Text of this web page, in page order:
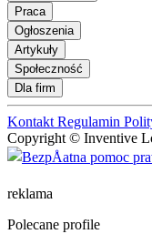
Praca
Ogłoszenia
Artykuły
Społeczność
Dla firm
Kontakt Regulamin
Copyright © Inventive
reklama
Polecane profile